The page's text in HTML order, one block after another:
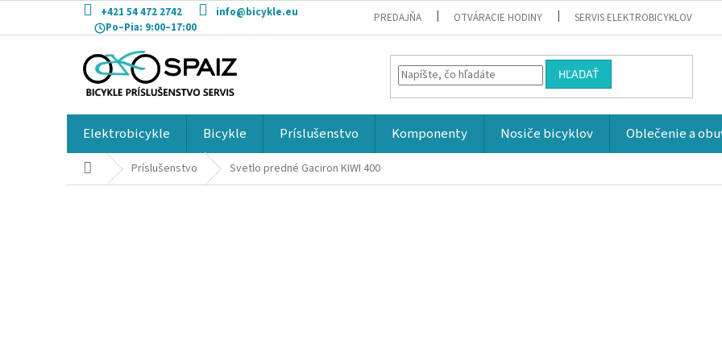
obsah
+421 54 472 2742
info@bicykle.eu
Po–Pia: 9:00–17:00
PREDAJŇA OTVÁRACIE HODINY SERVIS ELEKTROBICYKLOV
HĽADAŤ
Elektrobicykle Bicykle Príslušenstvo Komponenty Nosiče bicyklov Oblečenie a
DomovPríslušenstvo Svetlo predné Gaciron KIWI 400